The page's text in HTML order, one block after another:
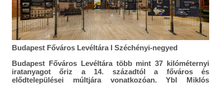
Budapest Főváros Levéltára I Széchényi-negyed
Budapest Főváros Levéltára több mint 37 kilóméternyi
iratanyagot őriz a 14. századtól a főváros és
elődtelepülései múltjára vonatkozóan. Ybl Miklós